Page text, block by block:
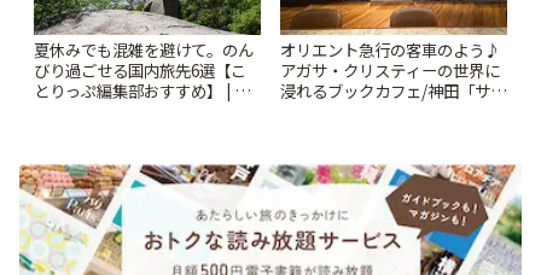
夏休みでも混雑を避けて。のん
びり過ごせる国内旅先6選【こ
とりっぷ編集部おすすめ】 | こ
オリエント急行の客車のよう♪
アガサ・クリスティーの世界に
浸れるブックカフェ/神田「サロ